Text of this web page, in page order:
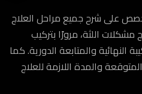
على شرح جميع مراحل العلاج
اللثة، مرورًا بتركيب
النهائية والمتابعة الدورية. كما
والمدة اللازمة للعلاج